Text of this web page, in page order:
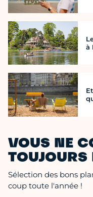
à
VOUS NE
TOUJOURS
Sélection des bons
coup toute l'année !